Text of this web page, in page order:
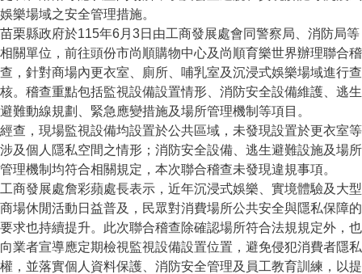
娛樂場域之安全管理措施。
苗栗縣政府於115年6月3日由工商發展處會同警察局、消防局等
相關單位，前往頭份市尚順購物中心及尚順育樂世界辦理聯合稽
查，針對商場內更衣室、廁所、哺乳室及沉浸式娛樂場域進行查
核。稽查重點包括監視設備設置情形、消防安全設備維護、逃生
避難動線規劃、緊急應變措施及場所管理機制等項目。
經查，現場監視設備均設置於公共區域，未發現設置於更衣室等
涉及個人隱私空間之情形；消防安全設備、逃生避難設施及場所
管理機制均符合相關規定，本次聯合稽查未發現違規事項。
工商發展處詹彩蘋處長表示，近年沉浸式娛樂、實境體驗及大型
商場休閒活動日益普及，民眾對消費場所公共安全與隱私保障的
要求也持續提升。此次聯合稽查除確認場所符合法規規定外，也
向業者宣導應定期檢視監視設備設置位置，避免侵犯消費者隱私
權，並落實個人資料保護、消防安全管理及員工教育訓練，以提